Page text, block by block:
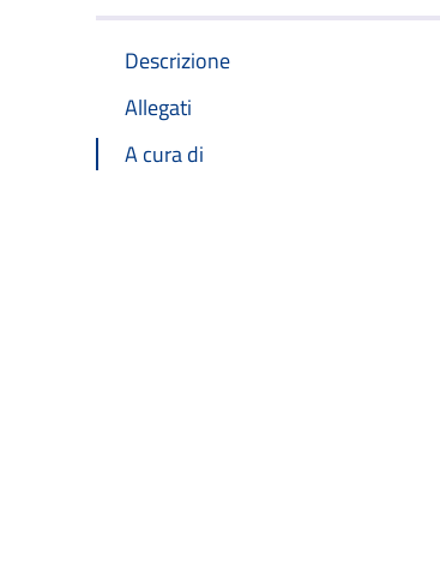
Descrizione
Allegati
A cura di